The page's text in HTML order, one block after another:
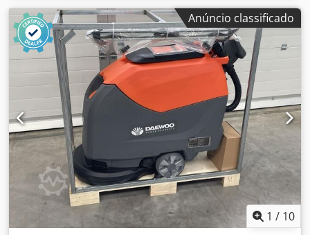
Anúncio classificado
1 / 10